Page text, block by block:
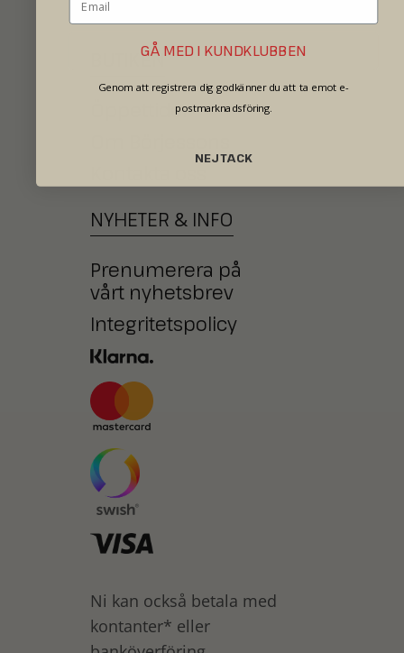
BUTIKEN
Öppettider
NYHETER & INFO
Prenumerera på
vårt nyhetsbrev
Integritetspolicy
Ni kan också betala med
kontanter* eller
GÅ MED I KUNDKLUBBEN
Genom att registrera dig godkänner du att ta emot e-
postmarknadsföring.
NEJ TACK